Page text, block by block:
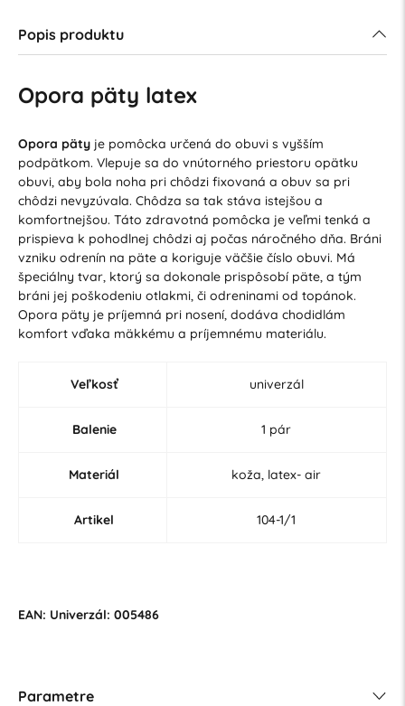
Popis produktu
Opora päty latex
Opora pätyje pomôcka určená do obuvi s vyšším
podpätkom. Vlepuje sa do vnútorného priestoru opätku
obuvi, aby bola noha pri chôdzi fixovaná a obuv sa pri
chôdzi nevyzúvala. Chôdza sa tak stáva istejšou a
komfortnejšou. Táto zdravotná pomôcka je veľmi tenká a
prispieva k pohodlnej chôdzi aj počas náročného dňa. Bráni
vzniku odrenín na päte a koriguje väčšie číslo obuvi. Má
špeciálny tvar, ktorý sa dokonale prispôsobí päte, a tým
bráni jej poškodeniu otlakmi, či odreninami od topánok.
Opora päty je príjemná pri nosení, dodáva chodidlám
komfort vďaka mäkkému a príjemnému materiálu.
Veľkosť univerzál
Balenie 1 pár
Materiál koža, latex- air
Artikel 104-1/1
EAN: Univerzál: 005486
Parametre